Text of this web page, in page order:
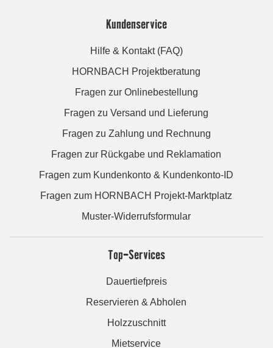
Kundenservice
Hilfe & Kontakt (FAQ)
HORNBACH Projektberatung
Fragen zur Onlinebestellung
Fragen zu Versand und Lieferung
Fragen zu Zahlung und Rechnung
Fragen zur Rückgabe und Reklamation
Fragen zum Kundenkonto & Kundenkonto-ID
Fragen zum HORNBACH Projekt-Marktplatz
Muster-Widerrufsformular
Top-Services
Dauertiefpreis
Reservieren & Abholen
Holzzuschnitt
Mietservice